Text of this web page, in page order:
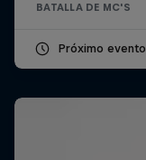
BATALLA DE MC'S
Próximo evento